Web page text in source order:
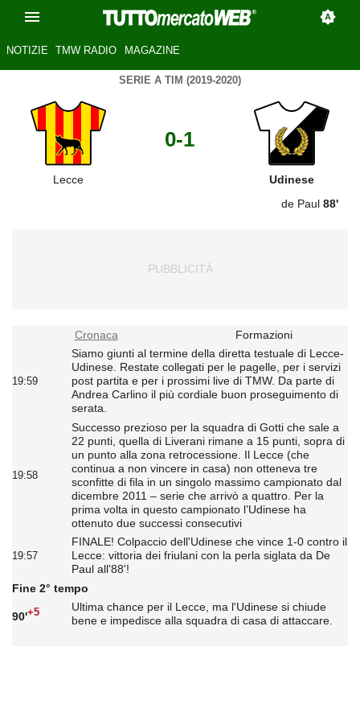
NOTIZIE TMW RADIO MAGAZINE
SERIE A TIM (2019-2020)
Lecce
0-1
Udinese
de Paul 88'
Cronaca Formazioni
19:59
Siamo giunti al termine della diretta testuale di Lecce-
Udinese. Restate collegati per le pagelle, per i servizi
post partita e per i prossimi live di TMW. Da parte di
Andrea Carlino il più cordiale buon proseguimento di
serata.
19:58
Successo prezioso per la squadra di Gotti che sale a
22 punti, quella di Liverani rimane a 15 punti, sopra di
un punto alla zona retrocessione. Il Lecce (che
continua a non vincere in casa) non otteneva tre
sconfitte di fila in un singolo massimo campionato dal
dicembre 2011 – serie che arrivò a quattro. Per la
prima volta in questo campionato l’Udinese ha
ottenuto due successi consecutivi
19:57
FINALE! Colpaccio dell'Udinese che vince 1-0 contro il
Lecce: vittoria dei friulani con la perla siglata da De
Paul all'88'!
Fine 2° tempo
90'+5
Ultima chance per il Lecce, ma l'Udinese si chiude
bene e impedisce alla squadra di casa di attaccare.